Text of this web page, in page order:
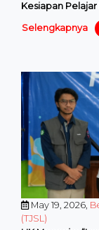
Kesiapan
Selengkapnya
May 19, 2026,
(TJSL)